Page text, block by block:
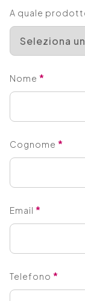
A quale
Nome *
Cognome *
Email *
Telefono *